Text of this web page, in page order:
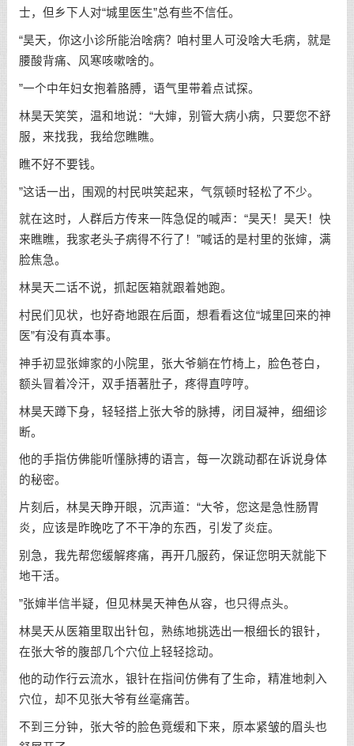
士，但乡下人对“城里医生”总有些不信任。
“昊天，你这小诊所能治啥病？咱村里人可没啥大毛病，就是
腰酸背痛、风寒咳嗽啥的。
”一个中年妇女抱着胳膊，语气里带着点试探。
林昊天笑笑，温和地说：“大婶，别管大病小病，只要您不舒
服，来找我，我给您瞧瞧。
瞧不好不要钱。
”这话一出，围观的村民哄笑起来，气氛顿时轻松了不少。
就在这时，人群后方传来一阵急促的喊声：“昊天！昊天！快
来瞧瞧，我家老头子病得不行了！”喊话的是村里的张婶，满
脸焦急。
林昊天二话不说，抓起医箱就跟着她跑。
村民们见状，也好奇地跟在后面，想看看这位“城里回来的神
医”有没有真本事。
神手初显张婶家的小院里，张大爷躺在竹椅上，脸色苍白，
额头冒着冷汗，双手捂著肚子，疼得直哼哼。
林昊天蹲下身，轻轻搭上张大爷的脉搏，闭目凝神，细细诊
断。
他的手指仿佛能听懂脉搏的语言，每一次跳动都在诉说身体
的秘密。
片刻后，林昊天睁开眼，沉声道：“大爷，您这是急性肠胃
炎，应该是昨晚吃了不干净的东西，引发了炎症。
别急，我先帮您缓解疼痛，再开几服药，保证您明天就能下
地干活。
”张婶半信半疑，但见林昊天神色从容，也只得点头。
林昊天从医箱里取出针包，熟练地挑选出一根细长的银针，
在张大爷的腹部几个穴位上轻轻捻动。
他的动作行云流水，银针在指间仿佛有了生命，精准地刺入
穴位，却不见张大爷有丝毫痛苦。
不到三分钟，张大爷的脸色竟缓和下来，原本紧皱的眉头也